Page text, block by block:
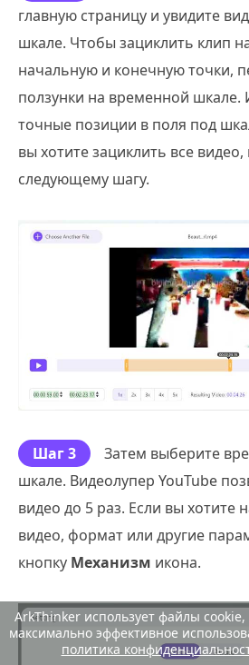
главную страницу и увидите
шкале. Чтобы зациклить клип
начальную и конечную точки,
ползунки на временной шкале.
точные позиции в поля под
вы хотите зациклить все
следующему шагу.
Шаг 3
Затем выберите
шкале. Видеолупер YouTube
видео до 5 раз. Если вы хотите
видео, формат или другие
кнопку Механизм икона.
ArkThinker использует файлы
максимально эффективное
политика